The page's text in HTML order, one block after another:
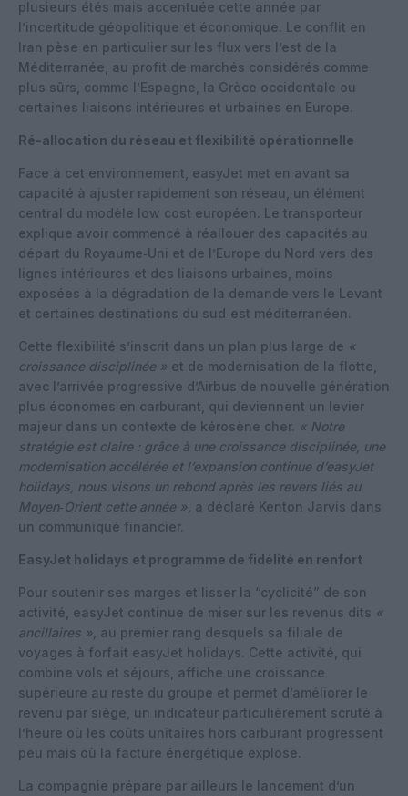
plusieurs étés mais accentuée cette année par
l’incertitude géopolitique et économique. Le conflit en
Iran pèse en particulier sur les flux vers l’est de la
Méditerranée, au profit de marchés considérés comme
plus sûrs, comme l’Espagne, la Grèce occidentale ou
certaines liaisons intérieures et urbaines en Europe.
Ré-allocation du réseau et flexibilité opérationnelle
Face à cet environnement, easyJet met en avant sa
capacité à ajuster rapidement son réseau, un élément
central du modèle low cost européen. Le transporteur
explique avoir commencé à réallouer des capacités au
départ du Royaume‑Uni et de l’Europe du Nord vers des
lignes intérieures et des liaisons urbaines, moins
exposées à la dégradation de la demande vers le Levant
et certaines destinations du sud‑est méditerranéen.
Cette flexibilité s’inscrit dans un plan plus large de «
croissance disciplinée » et de modernisation de la flotte,
avec l’arrivée progressive d’Airbus de nouvelle génération
plus économes en carburant, qui deviennent un levier
majeur dans un contexte de kérosène cher. « Notre
stratégie est claire : grâce à une croissance disciplinée, une
modernisation accélérée et l’expansion continue d’easyJet
holidays, nous visons un rebond après les revers liés au
Moyen‑Orient cette année », a déclaré Kenton Jarvis dans
un communiqué financier.
EasyJet holidays et programme de fidélité en renfort
Pour soutenir ses marges et lisser la “cyclicité” de son
activité, easyJet continue de miser sur les revenus dits «
ancillaires », au premier rang desquels sa filiale de
voyages à forfait easyJet holidays. Cette activité, qui
combine vols et séjours, affiche une croissance
supérieure au reste du groupe et permet d’améliorer le
revenu par siège, un indicateur particulièrement scruté à
l’heure où les coûts unitaires hors carburant progressent
peu mais où la facture énergétique explose.
La compagnie prépare par ailleurs le lancement d’un